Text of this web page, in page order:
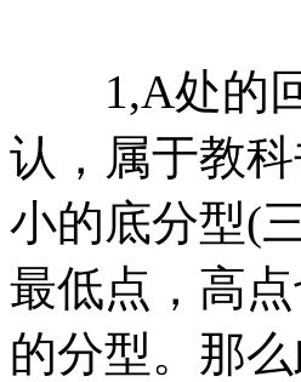
1,A处的回
认，属于教
小的底分型(
最低点，高
的分型。那